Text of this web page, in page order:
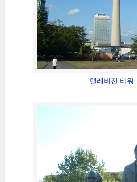
텔레비전 타워